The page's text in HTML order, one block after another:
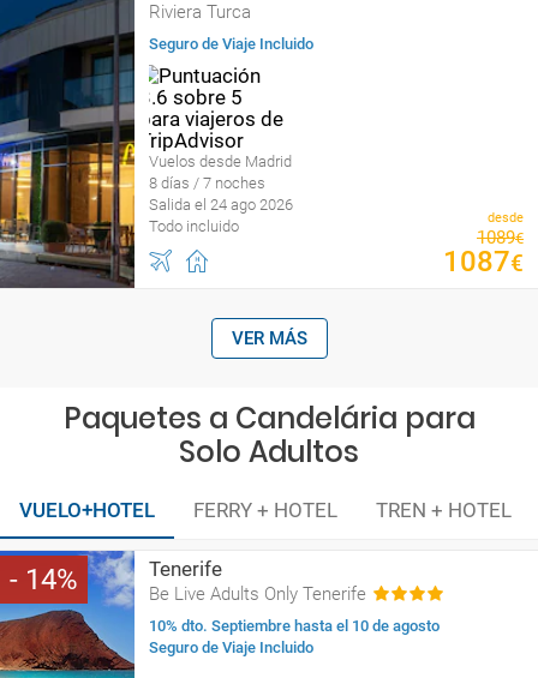
Riviera Turca
Seguro de Viaje Incluido
Vuelos desde Madrid
8 días / 7 noches
Salida el 24 ago 2026
Todo incluido
desde
1089€
1087€
VER MÁS
Paquetes a Candelária para
Solo Adultos
VUELO+HOTEL FERRY + HOTEL TREN + HOTEL
14 Tenerife
Be Live Adults Only Tenerife
10% dto. Septiembre hasta el 10 de agosto
Seguro de Viaje Incluido